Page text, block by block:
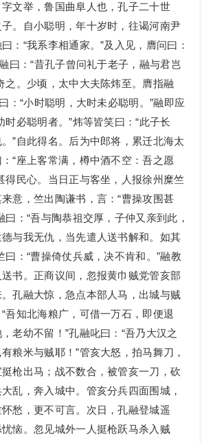
举，鲁国曲阜人也，孔子二十世
。自小聪明，年十岁时，往谒河南尹
：“我系李相通家。”及入见，膺问曰：
曰：“昔孔子曾问礼于老子，融与君岂
之。少顷，太中大夫陈炜至。膺指融
：“小时聪明，大时未必聪明。”融即应
时必聪明者。”炜等皆笑曰：“此子长
”自此得名。后为中郎将，累迁北海太
“座上客常满，樽中酒不空：吾之愿
得民心。当日正与客坐，人报徐州糜竺
意，竺出陶谦书，言：“曹操攻围甚
曰：“吾与陶恭祖交厚，子仲又亲到此，
与我无仇，当先遣人送书解和。如其
曰：“曹操倚仗兵威，决不肯和。”融教
书。正商议间，忽报黄巾贼党管亥部
孔融大惊，急点本部人马，出城与贼
吾知北海粮广，可借一万石，即便退
老幼不留！”孔融叱曰：“吾乃大汉之
粮米与贼耶！”管亥大怒，拍马舞刀，
枪出马；战不数合，被管亥一刀，砍
乱，奔入城中。管亥分兵四面围城，
愁，更不可言。次日，孔融登城遥
恼。忽见城外一人挺枪跃马杀入贼